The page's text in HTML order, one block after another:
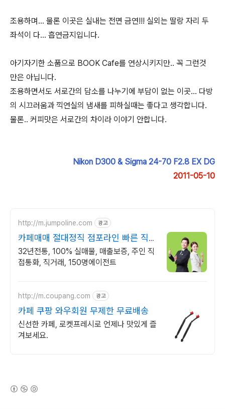
조용하며... 물론 이곳은 실내는 전면 금연!!! 실외는 딸랑 자리 두
좌석이 다... 흡연금지입니다.
아기자기한 소품으로 BOOK Cafe를 연상시키지만.. 꼭 그런것
만은 아닙니다.
조용하면서도 서로간의 담소를 나누기에 부담이 없는 이곳... 다방
의 시끄러움과 끽연실의 냄새를 피하실때는 좋다고 생각합니다.
물론.. 커피맛은 서로간의 차이라 이야기 안합니다.
Nikon D300 & Sigma 24-70 F2.8 EX DG
2011-05-10
http://m.jumpoline.com 광고
카페매매 절대정직 점포라인 빠른 직거
래 & 안전중개거래
32년전통, 100% 실매물, 매출보증, 주인 직
접통화, 직거래, 150명에이전트
http://m.coupang.com 광고
카페 쿠팡 와우회원 무제한 무료배송
신선한 카페, 로켓프레시로 언제나 맛있게 즐
겨보세요.